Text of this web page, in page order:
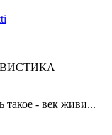
такое - век живи...